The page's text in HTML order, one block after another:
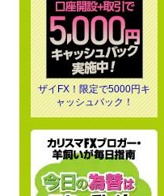
ザイFX！限定で5000円キ
ャッシュバック！